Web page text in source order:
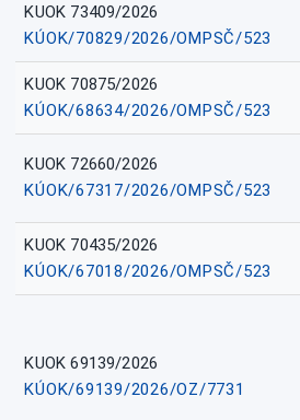
KUOK 73409/2026
KÚOK/70829/2026/OMPSČ/523
KUOK 70875/2026
KÚOK/68634/2026/OMPSČ/523
KUOK 72660/2026
KÚOK/67317/2026/OMPSČ/523
KUOK 70435/2026
KÚOK/67018/2026/OMPSČ/523
KUOK 69139/2026
KÚOK/69139/2026/OZ/7731